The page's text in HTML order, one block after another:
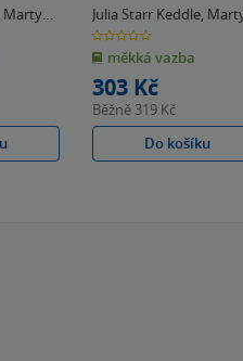
Martyn
Julia Starr Keddle,
Hobbs
0.0
z
5
hvězdiček
měkká vazba
303 Kč
Běžně 319 Kč
Do košíku